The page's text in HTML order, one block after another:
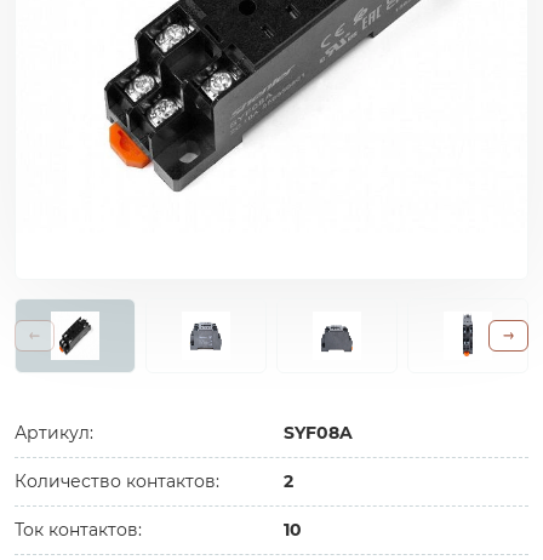
Артикул: SYF08A
Количество контактов: 2
Ток контактов: 10